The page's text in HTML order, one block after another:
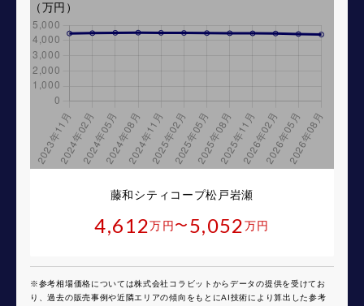
藤和シティコープ松戸岩瀬
4,612万円 〜 5,052万円
※参考相場価格については株式会社コラビットからデータの提供を受けてお
り、過去の販売事例や近隣エリアの傾向をもとにAI技術により算出した参考
（万円）